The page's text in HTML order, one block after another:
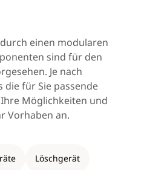
einen modularen
sind für den
Je nach
für Sie passende
Möglichkeiten und
Vorhaben an.
Löschgerät